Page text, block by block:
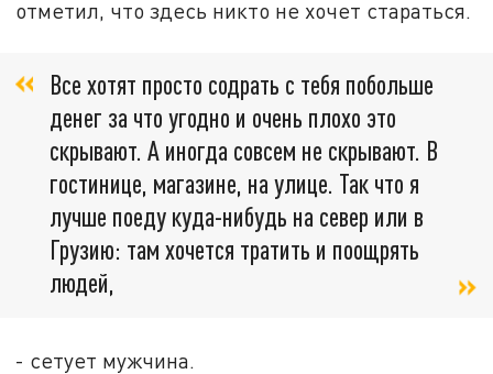
отметил, что здесь никто не хочет стараться.
Все хотят просто содрать с тебя побольше
денег за что угодно и очень плохо это
скрывают. А иногда совсем не скрывают. В
гостинице, магазине, на улице. Так что я
лучше поеду куда-нибудь на север или в
Грузию: там хочется тратить и поощрять
людей,
- сетует мужчина.